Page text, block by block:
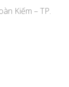
Kiếm – TP.